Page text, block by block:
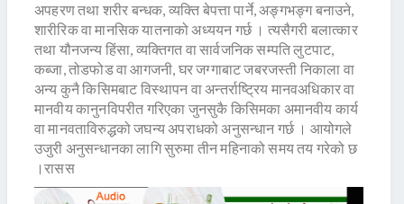
अपहरण तथा शरीर बन्धक, व्यक्ति बेपत्ता पार्ने, अङ्गभङ्ग बनाउने,
शारीरिक वा मानसिक यातनाको अध्ययन गर्छ । त्यसैगरी बलात्कार
तथा यौनजन्य हिंसा, व्यक्तिगत वा सार्वजनिक सम्पति लुटपाट,
कब्जा, तोडफोड वा आगजनी, घर जग्गाबाट जबरजस्ती निकाला वा
अन्य कुनै किसिमबाट विस्थापन वा अन्तर्राष्ट्रिय मानवअधिकार वा
मानवीय कानुनविपरीत गरिएका जुनसुकै किसिमका अमानवीय कार्य
वा मानवताविरुद्धको जघन्य अपराधको अनुसन्धान गर्छ । आयोगले
उजुरी अनुसन्धानका लागि सुरुमा तीन महिनाको समय तय गरेको छ
।रासस